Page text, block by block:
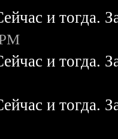
и тогда.
и тогда.
и тогда.